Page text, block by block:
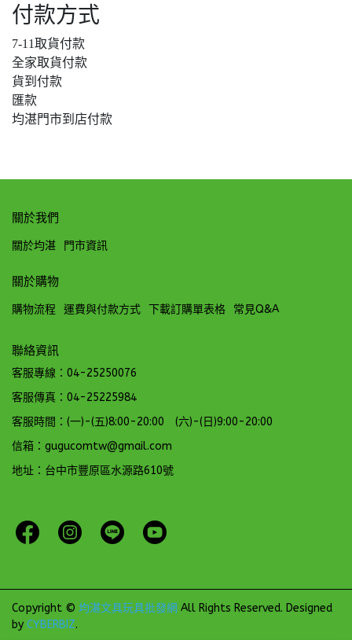
付款方式
7-11取貨付款
全家取貨付款
貨到付款
匯款
均湛門市到店付款
關於我們
關於均湛 門市資訊
關於購物
購物流程 運費與付款方式 下載訂購單表格 常見Q&A
聯絡資訊
客服專線：04-25250076
客服傳真：04-25225984
客服時間：(一)-(五)8:00-20:00 (六)-(日)9:00-20:00
信箱：gugucomtw@gmail.com
地址：台中市豐原區水源路610號
Copyright © 均湛文具玩具批發網 All Rights Reserved. Designed
by CYBERBIZ.